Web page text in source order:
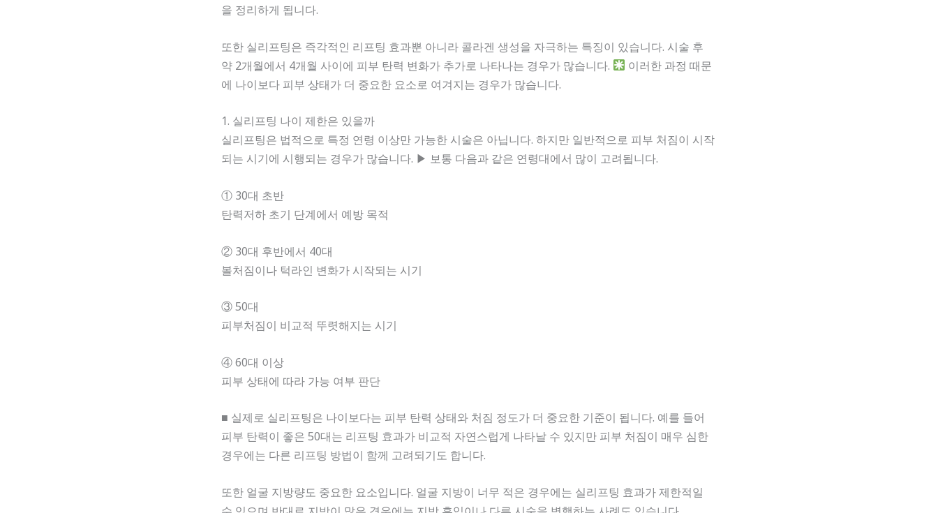
을 정리하게 됩니다.
또한 실리프팅은 즉각적인 리프팅 효과뿐 아니라 콜라겐 생성을 자극하는 특징이 있습니다. 시술 후
약 2개월에서 4개월 사이에 피부 탄력 변화가 추가로 나타나는 경우가 많습니다.
이러한 과정 때문
에 나이보다 피부 상태가 더 중요한 요소로 여겨지는 경우가 많습니다.
1. 실리프팅 나이 제한은 있을까
실리프팅은 법적으로 특정 연령 이상만 가능한 시술은 아닙니다. 하지만 일반적으로 피부 처짐이 시작
되는 시기에 시행되는 경우가 많습니다. ▶ 보통 다음과 같은 연령대에서 많이 고려됩니다.
① 30대 초반
탄력저하 초기 단계에서 예방 목적
② 30대 후반에서 40대
볼처짐이나 턱라인 변화가 시작되는 시기
③ 50대
피부처짐이 비교적 뚜렷해지는 시기
④ 60대 이상
피부 상태에 따라 가능 여부 판단
■ 실제로 실리프팅은 나이보다는 피부 탄력 상태와 처짐 정도가 더 중요한 기준이 됩니다. 예를 들어
피부 탄력이 좋은 50대는 리프팅 효과가 비교적 자연스럽게 나타날 수 있지만 피부 처짐이 매우 심한
경우에는 다른 리프팅 방법이 함께 고려되기도 합니다.
또한 얼굴 지방량도 중요한 요소입니다. 얼굴 지방이 너무 적은 경우에는 실리프팅 효과가 제한적일